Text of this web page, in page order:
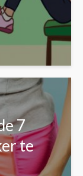
7
te